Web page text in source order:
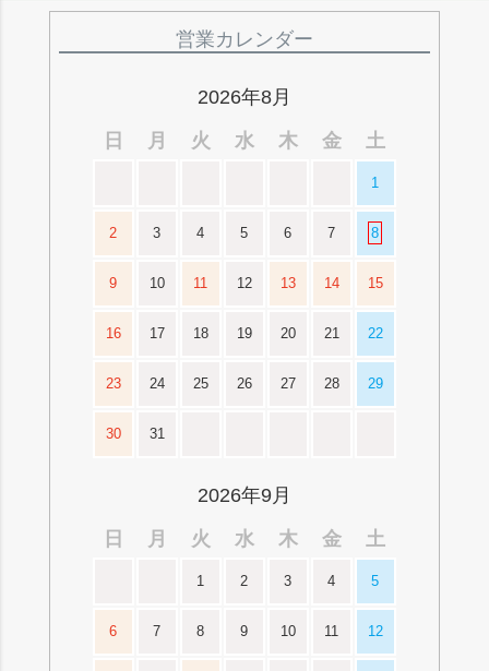
営業カレンダー
2026年8月
日
月 火 水 木 金 土
1
2 3 4 5 6 7 8
9 10 11 12 13 14 15
16 17 18 19 20 21 22
23 24 25 26 27 28 29
30 31
2026年9月
日
月 火 水 木 金 土
1 2 3 4 5
6 7 8 9 10 11 12